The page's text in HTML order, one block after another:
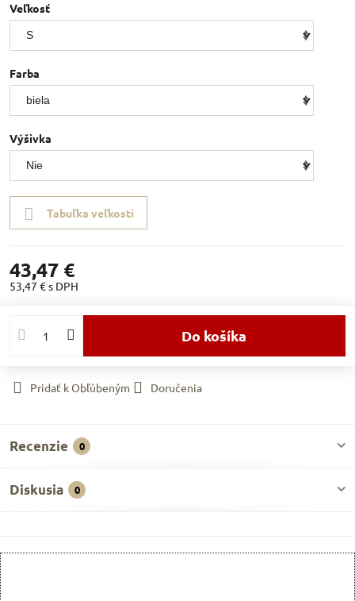
Veľkosť
Farba
Výšivka
Tabuľka veľkostí
43,47 €
53,47 €s DPH
Do košíka
Pridať k Obľúbeným Doručenia
Recenzie 0
Diskusia 0